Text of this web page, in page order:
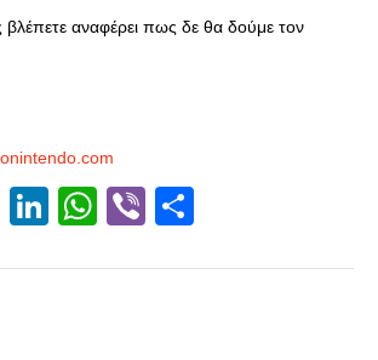
αναφέρει πως δε θα δούμε τον
EmailLinkedIn
WhatsApp
Viber